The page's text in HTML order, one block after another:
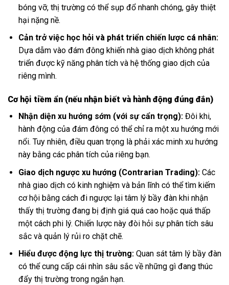
bóng vỡ, thị trường có thể sụp đổ nhanh chóng, gây thiệt
hại nặng nề.
Cản trở việc học hỏi và phát triển chiến lược cá nhân:
Dựa dẫm vào đám đông khiến nhà giao dịch không phát
triển được kỹ năng phân tích và hệ thống giao dịch của
riêng mình.
Cơ hội tiềm ẩn (nếu nhận biết và hành động đúng đắn)
Nhận diện xu hướng sớm (với sự cẩn trọng):Đôi khi,
hành động của đám đông có thể chỉ ra một xu hướng mới
nổi. Tuy nhiên, điều quan trọng là phải xác minh xu hướng
này bằng các phân tích của riêng bạn.
Giao dịch ngược xu hướng (Contrarian Trading):Các
nhà giao dịch có kinh nghiệm và bản lĩnh có thể tìm kiếm
cơ hội bằng cách đi ngược lại tâm lý bầy đàn khi nhận
thấy thị trường đang bị định giá quá cao hoặc quá thấp
một cách phi lý. Chiến lược này đòi hỏi sự phân tích sâu
sắc và quản lý rủi ro chặt chẽ.
Hiểu được động lực thị trường:Quan sát tâm lý bầy đàn
có thể cung cấp cái nhìn sâu sắc về những gì đang thúc
đẩy thị trường trong ngắn hạn.